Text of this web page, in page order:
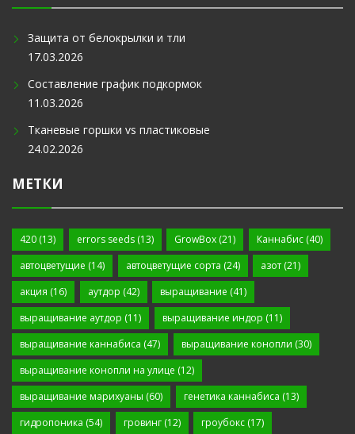
Защита от белокрылки и тли
17.03.2026
Составление график подкормок
11.03.2026
Тканевые горшки vs пластиковые
24.02.2026
МЕТКИ
420 (13) errors seeds(13) GrowBox (21) Каннабис(40)
автоцветущие (14) автоцветущие сорта (24) азот (21)
акция (16) аутдор (42) выращивание (41)
выращивание аутдор (11) выращивание индор (11)
выращивание каннабиса (47) выращивание конопли (30)
выращивание конопли на улице (12)
выращивание марихуаны (60) генетика каннабиса (13)
гидропоника (54) гровинг(12) гроубокс (17)